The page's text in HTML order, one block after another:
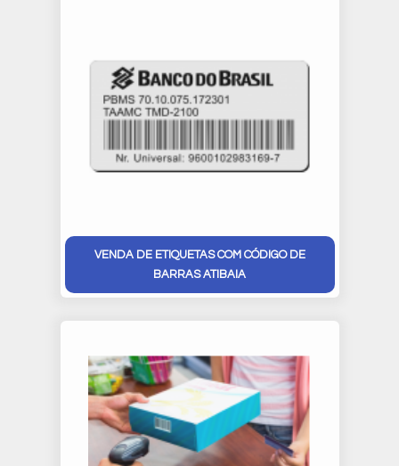
VENDA DE ETIQUETAS COM CÓDIGO DE
BARRAS ATIBAIA